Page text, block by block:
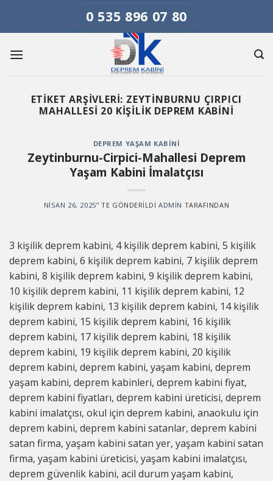
content
0 535 896 07 80
ETIKET ARŞIVLERI: ZEYTINBURNU ÇIRPICI
MAHALLESI 20 KIŞILIK DEPREM KABINI
DEPREM YAŞAM KABINI
Zeytinburnu-Cirpici-Mahallesi Deprem
Yaşam Kabini İmalatçısı
NISAN 26, 2025’' TE GÖNDERILDI ADMIN TARAFINDAN
3 kişilik deprem kabini, 4 kişilik deprem kabini, 5 kişilik
deprem kabini, 6 kişilik deprem kabini, 7 kişilik deprem
kabini, 8 kişilik deprem kabini, 9 kişilik deprem kabini,
10 kişilik deprem kabini, 11 kişilik deprem kabini, 12
kişilik deprem kabini, 13 kişilik deprem kabini, 14 kişilik
deprem kabini, 15 kişilik deprem kabini, 16 kişilik
deprem kabini, 17 kişilik deprem kabini, 18 kişilik
deprem kabini, 19 kişilik deprem kabini, 20 kişilik
deprem kabini, deprem kabini, yaşam kabini, deprem
yaşam kabini, deprem kabinleri, deprem kabini fiyat,
deprem kabini fiyatları, deprem kabini üreticisi, deprem
kabini imalatçısı, okul için deprem kabini, anaokulu için
deprem kabini, deprem kabini satanlar, deprem kabini
satan firma, yaşam kabini satan yer, yaşam kabini satan
firma, yaşam kabini üreticisi, yaşam kabini imalatçısı,
deprem güvenlik kabini, acil durum yaşam kabini,